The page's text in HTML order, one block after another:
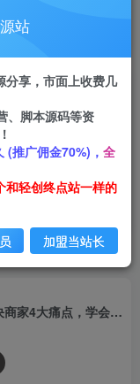
24小时自动赚钱
（7106期）生意·参谋数据分析培训班：解决商家4大痛点，学会分析数据，打造爆款！
站
分享，市面上收费几
、脚本源码等资
(推广佣金70%)， 全
和轻创终点站一样的
加盟当站长